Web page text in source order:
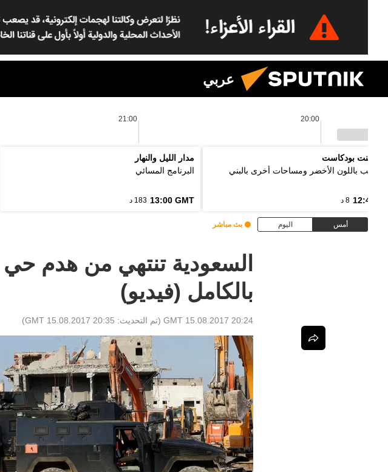
عربي
20:00
21:00
بوينت بودكاست
الألب باللون الأخضر ومساحات أخرى بالبني
12:48 8 د
مدار الليل والنهار
البرنامج المسائي
13:00 GMT 183 د
أمس اليوم بث مباشر
السعودية تنتهي من هدم
بالكامل (فيديو)
20:24 GMT 15.08.2017 (تم التحديث: 20:35 GMT 15.08.2017
)